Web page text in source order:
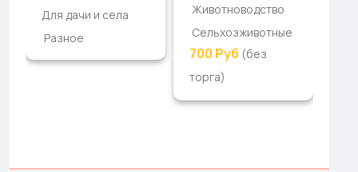
Для дачи и села
Разное
Животноводство
Сельхозживотные
700 Руб (без
торга)